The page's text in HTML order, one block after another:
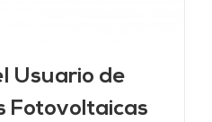
Usuario de
Fotovoltaicas